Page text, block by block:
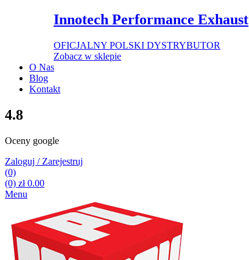
Innotech Performance Exhaust
OFICJALNY POLSKI DYSTRYBUTOR
Zobacz w sklepie
O Nas
Blog
Kontakt
4.8
Oceny google
Zaloguj / Zarejestruj
(0)
(0) zł0.00
Menu